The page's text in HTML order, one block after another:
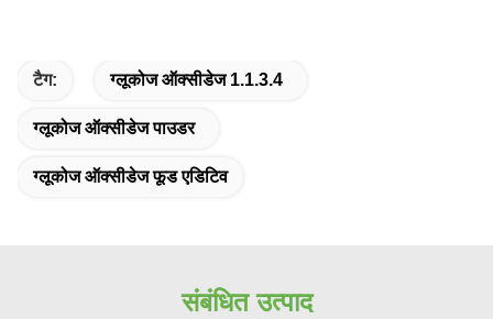
टैग: ग्लूकोज ऑक्सीडेज 1.1.3.4
ग्लूकोज ऑक्सीडेज पाउडर
ग्लूकोज ऑक्सीडेज फूड एडिटिव
संबंधित उत्पाद